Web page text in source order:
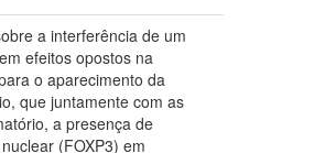
a interferência de um
efeitos opostos na
o aparecimento da
que juntamente com as
a presença de
(FOXP3) em